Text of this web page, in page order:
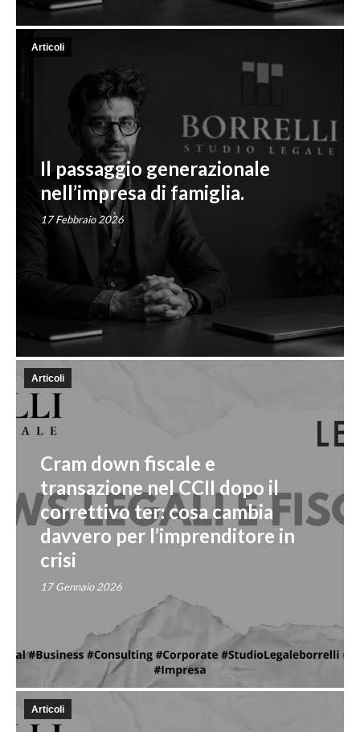
Articoli
Il passaggio generazionale
nell’impresa di famiglia.
17 Febbraio 2026
Articoli
Cram down fiscale e
transazione nel CCII dopo il
correttivo ter: cosa cambia
davvero per l’imprenditore in
crisi
17 Gennaio 2026
Articoli